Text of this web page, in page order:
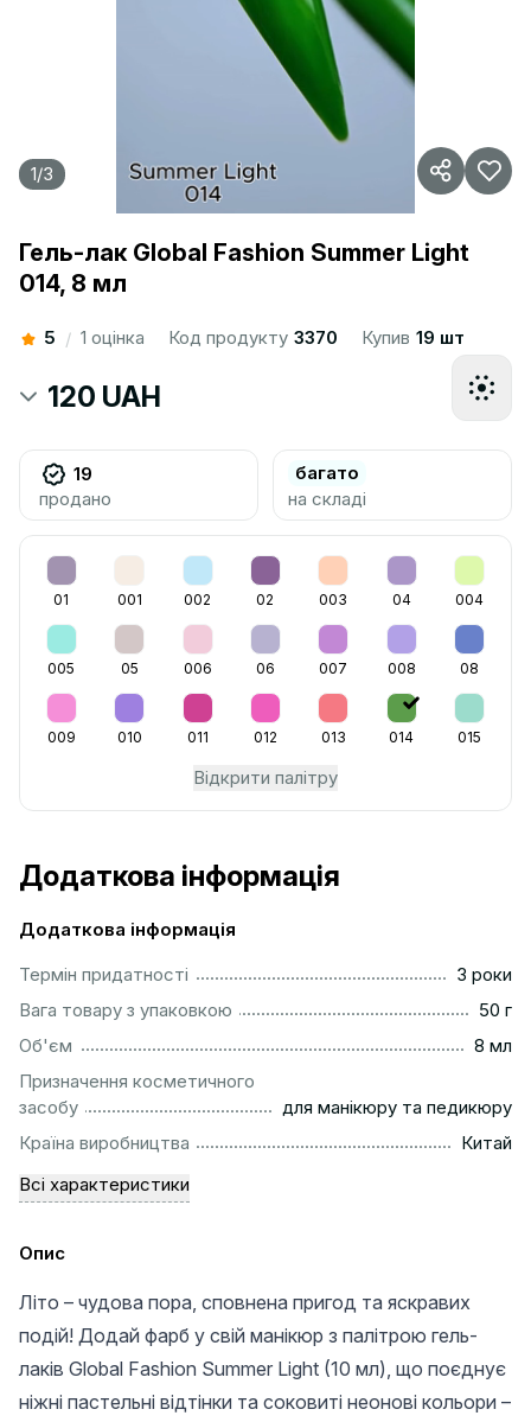
1/3
Гель-лак Global Fashion Summer Light
014, 8 мл
5 / 1 оцінка Код продукту 3370 Купив 19 шт
120 UAH
19
продано
багато
на складі
01 001 002 02 003 04 004
005 05 006 06 007 008 08
009 010 011 012 013 014 015
Відкрити палітру
Додаткова інформація
Додаткова інформація
Термін придатності
3 роки
Вага товару з упаковкою
50 г
Об'єм
8 мл
Призначення косметичного
засобу
для манікюру та педикюру
Країна виробництва
Китай
Всі характеристики
Опис
Літо – чудова пора, сповнена пригод та яскравих
подій! Додай фарб у свій манікюр з палітрою гель-
лаків Global Fashion Summer Light (10 мл), що поєднує
ніжні пастельні відтінки та соковиті неонові кольори –